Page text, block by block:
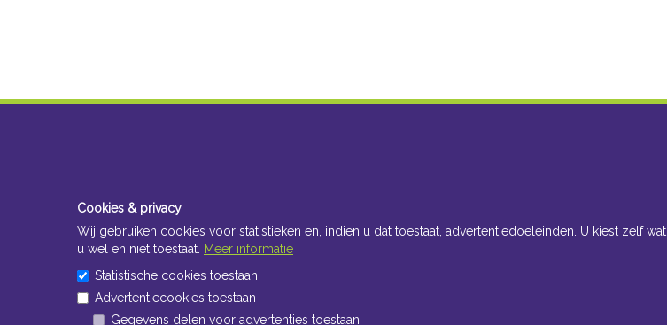
Cookies & privacy
Wij gebruiken cookies voor statistieken en, indien u dat toestaat, advertentiedoeleinden. U kiest zelf wat
u wel en niet toestaat. Meer informatie
Statistische cookies toestaan
Advertentiecookies toestaan
Gegevens delen voor advertenties toestaan